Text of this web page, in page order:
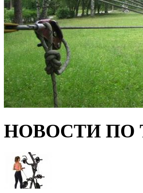
НОВОСТИ ПО